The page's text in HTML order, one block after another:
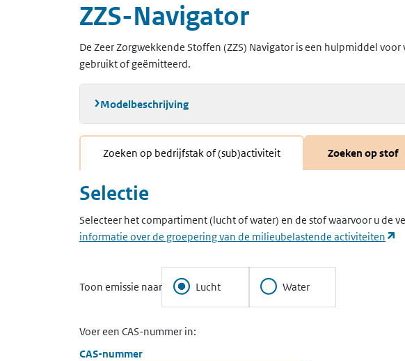
ZZS-Navigator
De Zeer Zorgwekkende Stoffen (ZZS) Navigator is een hulpmiddel
gebruikt of geëmitteerd.
Modelbeschrijving
Zoeken op bedrijfstak of (sub)activiteit Zoeken op stof
Selectie
Selecteer het compartiment (lucht of water) en de stof waarvoor u de
informatie over de groepering van de milieubelastende activiteiten
Toon emissie naar Lucht Water
Voer een CAS-nummer in:
CAS-nummer